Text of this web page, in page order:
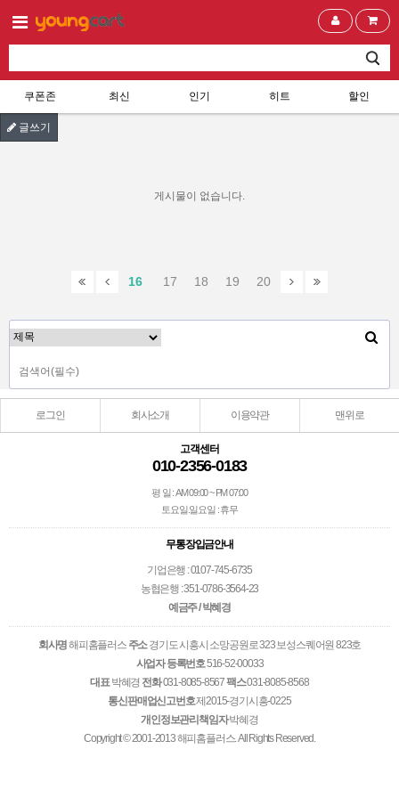
쿠폰존 최신 인기 히트 할인
글쓰기
게시물이 없습니다.
16 17 18 19 20
로그인 회사소개 이용약관 맨위로
고객센터
010-2356-0183
평 일 : AM 09:00 ~ PM 07:00
토요일.일요일 : 휴무
무통장입금안내
기업은행 : 0107-745-6735
농협은행 : 351-0786-3564-23
예금주 / 박혜경
회사명해피홈플러스 주소경기도 시흥시 소망공원로 323 보성스퀘어원 823호
사업자 등록번호516-52-00033
대표 박혜경 전화031-8085-8567팩스031-8085-8568
통신판매업신고번호제2015-경기시흥-0225
개인정보관리책임자박혜경
Copyright © 2001-2013 해피홈플러스. All Rights Reserved.